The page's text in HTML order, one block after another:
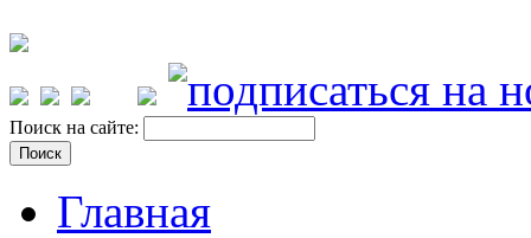
Поиск на сайте:
Главная